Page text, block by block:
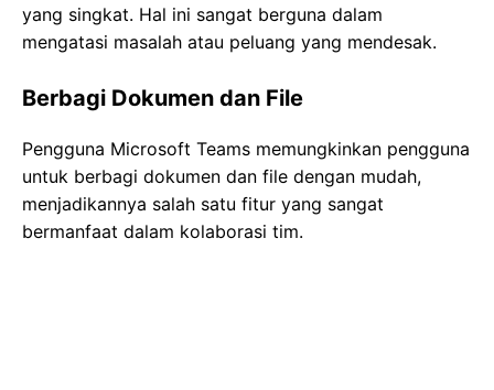
yang singkat. Hal ini sangat berguna dalam
mengatasi masalah atau peluang yang mendesak.
Berbagi Dokumen dan File
Pengguna Microsoft Teams memungkinkan pengguna
untuk berbagi dokumen dan file dengan mudah,
menjadikannya salah satu fitur yang sangat
bermanfaat dalam kolaborasi tim.